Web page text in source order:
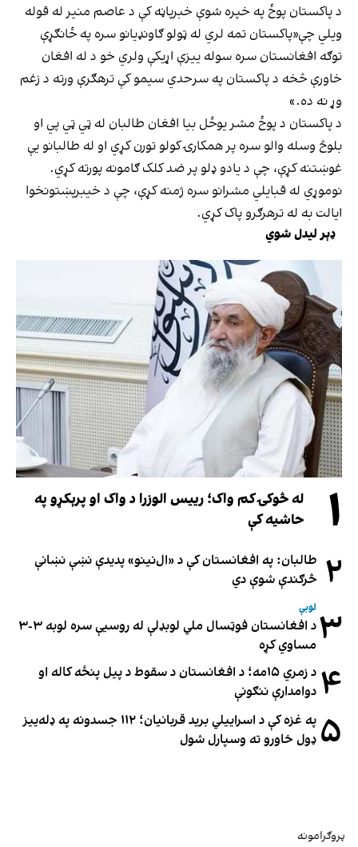
د پاکستان پوځ په خپره شوې خبرپاڼه کې د عاصم منیر له قوله
ویلي چې«پاکستان تمه لري له ټولو ګاونډیانو سره په ځانګړې
توګه افغانستان سره سوله ییزې اړیکې ولري خو د له افغان
خاورې څخه د پاکستان په سرحدي سیمو کې ترهګرې ورته د زغم
وړ نه ده.»
د پاکستان د پوځ مشر یوځل بیا افغان طالبان له ټي ټي پي او
بلوڅ وسله والو سره پر همکارۍ کولو تورن کړي او له طالبانو یې
غوښتنه کړې، چې د یادو ډلو پر ضد کلک ګامونه پورته کړي.
نوموړي له قبایلي مشرانو سره ژمنه کړې، چې د خیبرپښتونخوا
ایالت به له ترهرګرو پاک کړي.
ډېر لیدل شوي
۱
له څوکۍ کم واک؛ رییس الوزرا د واک او پرېکړو په
حاشیه کې
۲ طالبان: په افغانستان کې د «ال‌نینو» پدیدې نښې نښانې
څرګندې شوې دي
۳ لوبې
د افغانستان فوټسال ملي لوبډلې له روسیې سره لوبه ۳-۳
مساوي کړه
۴
د زمري ۱۵مه؛ د افغانستان د سقوط د پیل پنځه کاله او
دوامدارې ننګونې
۵
په غزه کې د اسراییلي برید قربانیان؛ ۱۱۲ جسدونه په ډله‌ییز
ډول خاورو ته وسپارل شول
پروګرامونه